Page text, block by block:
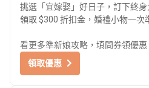
挑選「宜嫁娶」好日子，訂下終身
領取 $300 折扣金，婚禮小物一次
看更多準新娘攻略，填問券領優惠
領取優惠